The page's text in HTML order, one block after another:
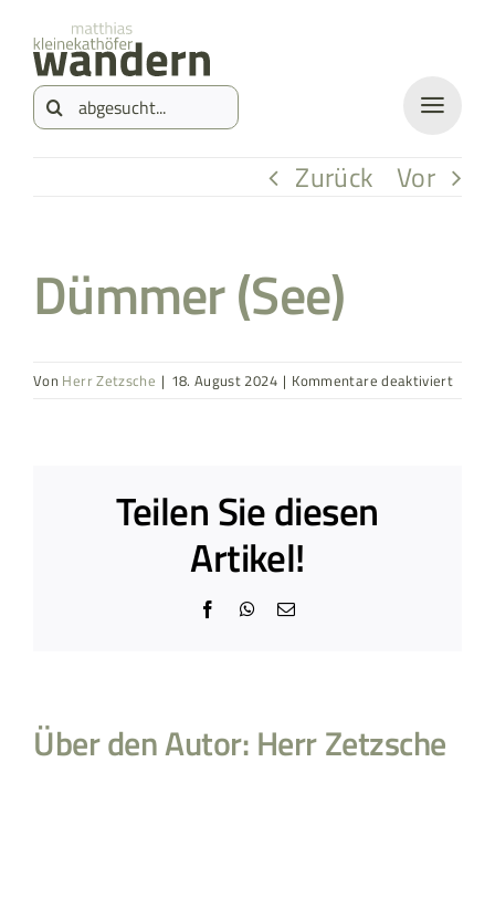
springen
Inhalt
springen
Suche
Zurück Vor
Dümmer (See)
Von Herr Zetzsche | 18. August 2024 | Kommentare deaktiviertfür
Teilen Sie diesen
Artikel!
Facebook
WhatsApp
E-
Über den Autor:Herr Zetzsche